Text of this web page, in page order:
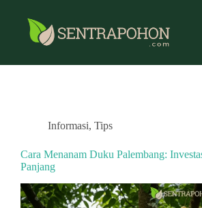
Informasi, Tips
Cara Menanam Duku Palembang:
Panjang